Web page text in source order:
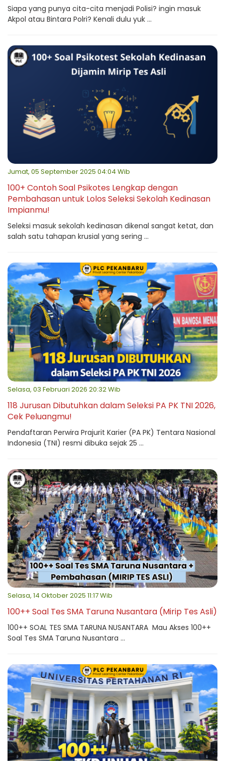
Siapa yang punya cita-cita menjadi Polisi? ingin masuk
Akpol atau Bintara Polri? Kenali dulu yuk ...
Jumat, 05 September 2025 04:04 Wib
100+ Contoh Soal Psikotes Lengkap dengan
Pembahasan untuk Lolos Seleksi Sekolah Kedinasan
Impianmu!
Seleksi masuk sekolah kedinasan dikenal sangat ketat, dan
salah satu tahapan krusial yang sering ...
Selasa, 03 Februari 2026 20:32 Wib
118 Jurusan Dibutuhkan dalam Seleksi PA PK TNI 2026,
Cek Peluangmu!
Pendaftaran Perwira Prajurit Karier (PA PK) Tentara Nasional
Indonesia (TNI) resmi dibuka sejak 25 ...
Selasa, 14 Oktober 2025 11:17 Wib
100++ Soal Tes SMA Taruna Nusantara (Mirip Tes Asli)
100++ SOAL TES SMA TARUNA NUSANTARA Mau Akses 100++
Soal Tes SMA Taruna Nusantara ...